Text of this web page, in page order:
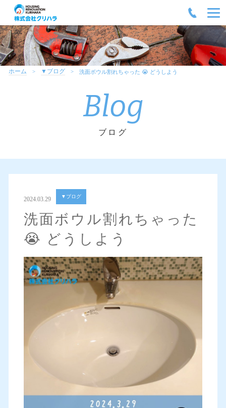
ホーム ▼ブログ 洗面ボウル割れちゃった 😭 どうしよう
Blog
ブログ
2024.03.29 ▼ブログ
洗面ボウル割れちゃった
😭 どうしよう